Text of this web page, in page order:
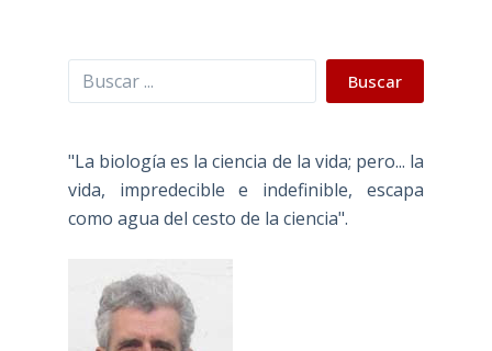
Buscar Buscar
"La biología es la ciencia de la vida; pero... la
vida, impredecible e indefinible, escapa
como agua del cesto de la ciencia".